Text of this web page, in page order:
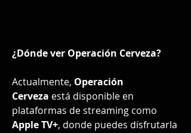
¿Dónde ver Operación Cerveza?
Actualmente, Operación
Cerveza está disponible en
plataformas de streaming como
Apple TV+, donde puedes disfrutarla